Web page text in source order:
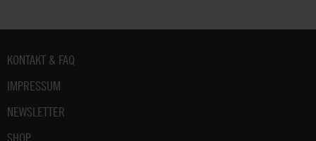
Fußbereich
KONTAKT & FAQ
IMPRESSUM
NEWSLETTER
SHOP